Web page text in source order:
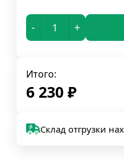
- +
Итого:
6 230 ₽
Склад отгрузки